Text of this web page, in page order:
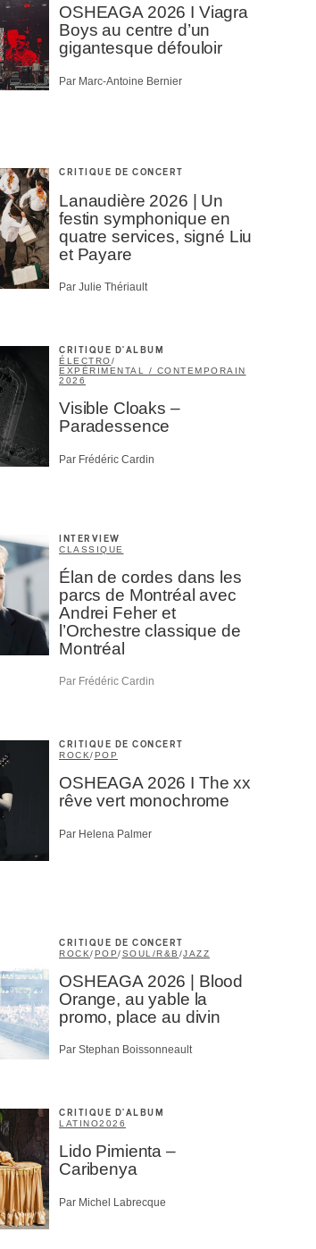
OSHEAGA 2026 I Viagra
Boys au centre d’un
gigantesque défouloir
Par Marc-Antoine Bernier
CRITIQUE DE CONCERT
Lanaudière 2026 | Un
festin symphonique en
quatre services, signé Liu
et Payare
Par Julie Thériault
CRITIQUE D'ALBUM
ÉLECTRO/
EXPÉRIMENTAL / CONTEMPORAIN
2026
Visible Cloaks –
Paradessence
Par Frédéric Cardin
INTERVIEW
CLASSIQUE
Élan de cordes dans les
parcs de Montréal avec
Andrei Feher et
l’Orchestre classique de
Montréal
Par Frédéric Cardin
CRITIQUE DE CONCERT
ROCK/POP
OSHEAGA 2026 I The xx
rêve vert monochrome
Par Helena Palmer
CRITIQUE DE CONCERT
ROCK/POP/SOUL/R&B /JAZZ
OSHEAGA 2026 | Blood
Orange, au yable la
promo, place au divin
Par Stephan Boissonneault
CRITIQUE D'ALBUM
LATINO2026
Lido Pimienta –
Caribenya
Par Michel Labrecque